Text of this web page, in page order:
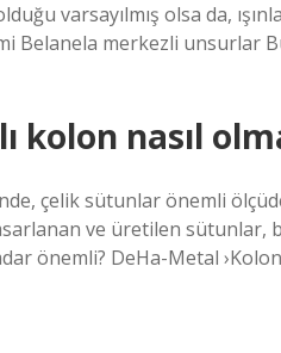
varsayılmış olsa da,
Belanela merkezli unsurlar
kolon nasıl
çelik sütunlar önemli
ve üretilen sütunlar,
önemli? DeHa-Metal